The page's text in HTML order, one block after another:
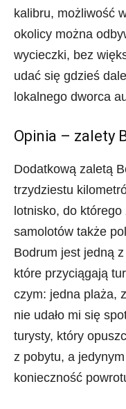
kalibru, możliwość
okolicy można
wycieczki, bez
udać się gdzieś
lokalnego dworca
Opinia – zalety
Dodatkową zaletą
trzydziestu
lotnisko, do
samolotów także
Bodrum jest jedną
które przyciągają
czym: jedna plaża,
nie udało mi się
turysty, który
z pobytu, a
konieczność